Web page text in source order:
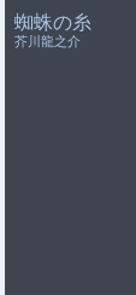
蜘蛛の糸
芥川龍之介